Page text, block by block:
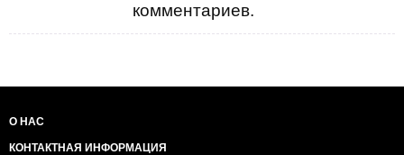
комментариев.
О НАС
КОНТАКТНАЯ ИНФОРМАЦИЯ